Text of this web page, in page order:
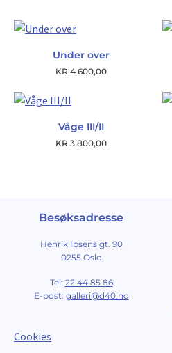
Under over
KR 4 600,00
Våge III/II
KR 3 800,00
Besøksadresse
Henrik Ibsens gt. 90
0255 Oslo
Tel: 22 44 85 86
E-post: galleri@d40.no
Cookies